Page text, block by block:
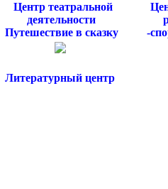
Центр театральной
деятельности
Путешествие в сказку
-
Литературный центр